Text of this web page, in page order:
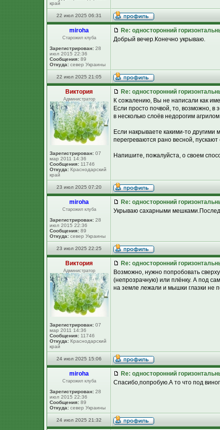
край
22 июл 2025 06:31
miroha
Старожил клуба
Зарегистрирован: 28
июл 2015 22:36
Сообщения: 89
Откуда: север Украины
Re: односторонний
Добрый вечер.Конечно укрываю.
22 июл 2025 21:05
Виктория
Администратор
Зарегистрирован: 07
мар 2011 14:36
Сообщения: 11746
Откуда: Краснодарский
край
Re: односторонний
К сожалению, Вы не написали как
Если просто почвой, то, возможно, в
в несколько слоёв недорогим
Если накрываете какими-то
перегреваются рано весной,
Напишите, пожалуйста, о своем
23 июл 2025 07:20
miroha
Старожил клуба
Зарегистрирован: 28
июл 2015 22:36
Сообщения: 89
Откуда: север Украины
Re: односторонний
Укрываю сахарными
23 июл 2025 22:25
Виктория
Администратор
Зарегистрирован: 07
мар 2011 14:36
Сообщения: 11746
Откуда: Краснодарский
край
Re: односторонний
Возможно, нужно попробовать
(непрозрачную) или плёнку. А под
на земле лежали и мышки глазки не
24 июл 2025 15:06
miroha
Старожил клуба
Зарегистрирован: 28
июл 2015 22:36
Сообщения: 89
Откуда: север Украины
Re: односторонний
Спасибо,попробую.А то что под
24 июл 2025 21:32